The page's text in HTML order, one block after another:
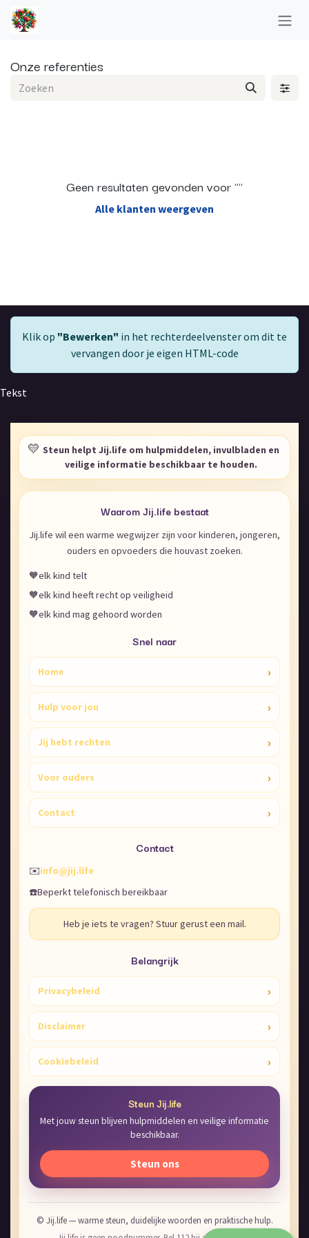
Overslaan naar inhoud
Onze referenties
Geen resultaten gevonden voor ""
Alle klanten weergeven
Klik op "Bewerken" in het rechterdeelvenster om dit te
vervangen door je eigen HTML-code
Tekst
💛 Steun helpt Jij.life om hulpmiddelen, invulbladen en
veilige informatie beschikbaar te houden.
Waarom Jij.life bestaat
Jij.life wil een warme wegwijzer zijn voor kinderen, jongeren,
ouders en opvoeders die houvast zoeken.
🧡elk kind telt
🧡elk kind heeft recht op veiligheid
🧡elk kind mag gehoord worden
Snel naar
Home ›
Hulp voor jou ›
Jij hebt rechten ›
Voor ouders ›
Contact ›
Contact
✉️info@jij.life
☎️Beperkt telefonisch bereikbaar
Heb je iets te vragen? Stuur gerust een mail.
Belangrijk
Privacybeleid ›
Disclaimer ›
Cookiebeleid ›
Steun Jij.life
Met jouw steun blijven hulpmiddelen en veilige informatie
beschikbaar.
Steun ons
© Jij.life — warme steun, duidelijke woorden en praktische hulp.